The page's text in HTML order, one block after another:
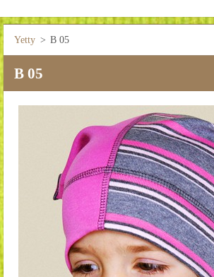
Yetty > B 05
B 05